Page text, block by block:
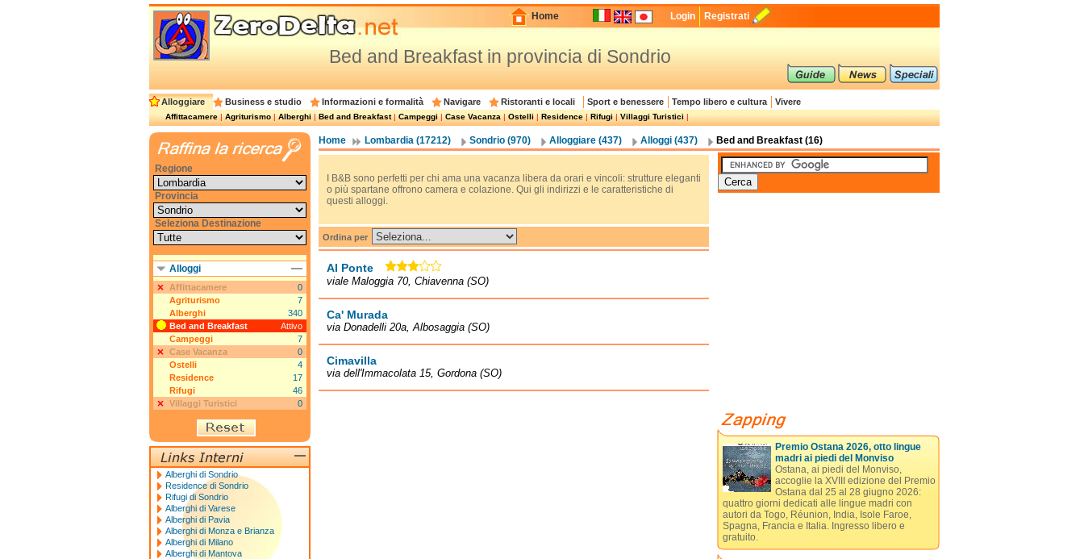
Home Login Registrati
Bed and Breakfast in provincia di Sondrio
Alloggiare Business e studio Informazioni e formalità Navigare Ristoranti e locali Sport e benessere Tempo libero e cultura Vivere
Affittacamere|Agriturismo|Alberghi|Bed and Breakfast|Campeggi|Case Vacanza|Ostelli|Residence|Rifugi|Villaggi Turistici|
Home Lombardia (17212) Sondrio (970) Alloggiare (437) Alloggi (437) Bed and Breakfast (16)
I B&B sono perfetti per chi ama una vacanza libera da orari e vincoli: strutture eleganti
o più spartane offrono camera e colazione. Qui gli indirizzi e le caratteristiche di
questi alloggi.
Ordina per
Al Ponte
viale Maloggia 70, Chiavenna (SO)
Ca' Murada
via Donadelli 20a, Albosaggia (SO)
Cimavilla
via dell'Immacolata 15, Gordona (SO)
Premio Ostana 2026, otto lingue
madri ai piedi del Monviso
Ostana, ai piedi del Monviso,
accoglie la XVIII edizione del Premio
Ostana dal 25 al 28 giugno 2026:
quattro giorni dedicati alle lingue madri con
autori da Togo, Réunion, India, Isole Faroe,
Spagna, Francia e Italia. Ingresso libero e
gratuito.
Regione
Provincia
Seleziona Destinazione
Alloggi
Affittacamere
0
Agriturismo
7
Alberghi
340
Bed and Breakfast
Attivo
Campeggi
7
Case Vacanza
0
Ostelli
4
Residence
17
Rifugi
46
Villaggi Turistici
0
Alberghi di Sondrio
Residence di Sondrio
Rifugi di Sondrio
Alberghi di Varese
Alberghi di Pavia
Alberghi di Monza e Brianza
Alberghi di Milano
Alberghi di Mantova